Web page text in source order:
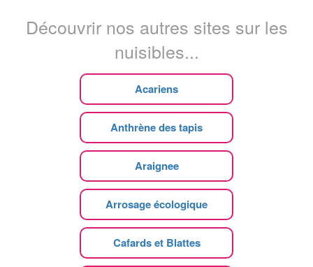
Découvrir nos autres sites sur les
nuisibles...
Acariens
Anthrène des tapis
Araignee
Arrosage écologique
Cafards et Blattes